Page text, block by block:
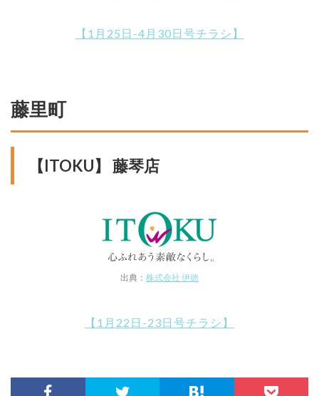
【1月25日-4月30日号チラシ】
藤里町
【ITOKU】 藤琴店
出典： 株式会社 伊徳
【1月22日-23日号チラシ】